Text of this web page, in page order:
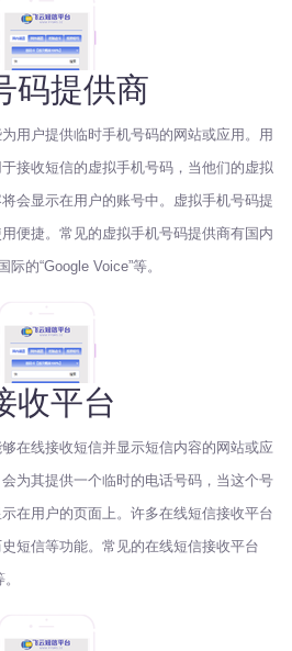
码提供商
用户提供临时手机号码的网站或应用。用
接收短信的虚拟手机号码，当他们的虚拟
会显示在用户的账号中。虚拟手机号码提
便捷。常见的虚拟手机号码提供商有国内
的“Google Voice”等。
收平台
在线接收短信并显示短信内容的网站或应
为其提供一个临时的电话号码，当这个号
在用户的页面上。许多在线短信接收平台
短信等功能。常见的在线短信接收平台